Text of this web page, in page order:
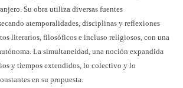
Su obra utiliza diversas fuentes
atemporalidades, disciplinas y reflexiones
literarios, filosóficos e incluso religiosos, con una
La simultaneidad, una noción expandida
y tiempos extendidos, lo colectivo y lo
en su propuesta.